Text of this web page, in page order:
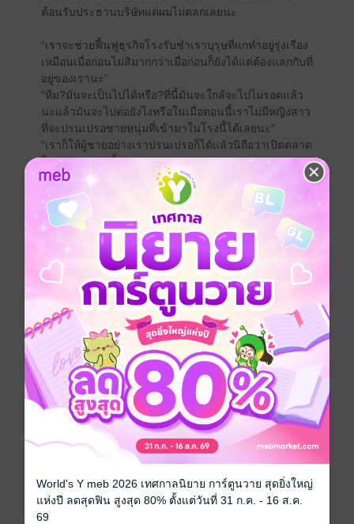
ต้อนรับประธานบริษัทแต่ผมไม่ตลกเลยนะ
“เราจะช่วยฟื้นฟูธุรกิจโรงรับชำเราบุรุษที่แกทำอยู่รุ่งเรือง
เหมือนเมื่อก่อนไม่สิมากกว่าเมื่อก่อนก็ยังได้แต่ต้องแลกกับที่
อยู่ของเรานะ”
“หืม?มันจะเป็นไปได้หรือ?ที่นี้มันจะใกล้จะไปไม่รอดแล้ว
นะแล้วมันจะไปต่อยังไงหรือในเมื่อตอนนี้เราไม่มีหญิงสาว
ที่จะปรนเปรอชายหนุ่มที่เข้ามาในโรงนี้ได้เลยนะ”
“เราก็ให้ผู้ชายอย่างเราปรนเปรอก็ได้แล้วนิถือว่าเปิดตลาด
ใหม่แก่คนแถวนี้”
“เจ้าจะทำอย่างไรแล้วใครจะยอมเข้ามาบริการพิศดาลกัน
อย่างนี้ละ”
“ก็ง่ายๆคนที่จะเข้ามาก็ต้องอยากลองของใหม่กันทั้งนั้น
ขนาดแกยังมีคนรักเป็นเพศเดียวกันเลยจริงไหมล่ะ”หลัง
จากที่ผมพูดประโยคนี้จบลงสีหน้าอินก็ครุ่นคิดกับสิ่งที่ผมพูด
ออกมาแล้วพูดตอกกลับว่า
“แล้วใครจะทำหน้าที่นี้กันหรือ”
“ก็คงต้องโอนน้อยออกกันแล้วล่ะว่าใครจะต้องไปทำแต่
งานมันจะหนักเกินไปสำหรับคนเดียวถ้าเกิดลูกค้าเราเพิ่ม
ขึ้นมากระทันหันเพราะฉะนั้นตอนนี้เราไม่มีต้นทุนอะไร
เลยและอันดับแรกนะเราก็ต้องหาคนเพิ่ม
.
ผมฉุดมือมาถามเรื่องราวเพิ่มเติมของคนที่หายตัวไปเพราะ
นั่นอาจเป็นเบาะแสเดียวที่อาจจะพาผมออกจากยุคนี้ได้
.
“ทุกคนรู้แล้วใช่ไหมว่าถ้าเราทำแบบนี้ลงไปเราอาจต้องขึ้น
World's Y meb 2026 เทศกาลนิยาย การ์ตูนวาย สุดยิ่งใหญ่
แห่งปี ลดสุดฟิน สูงสุด 80% ตั้งแต่วันที่ 31 ก.ค. - 16 ส.ค.
69